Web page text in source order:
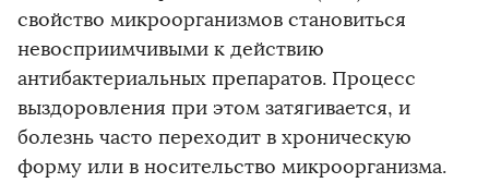
свойство микроорганизмов становиться
невосприимчивыми к действию
антибактериальных препаратов. Процесс
выздоровления при этом затягивается, и
болезнь часто переходит в хроническую
форму или в носительство микроорганизма.